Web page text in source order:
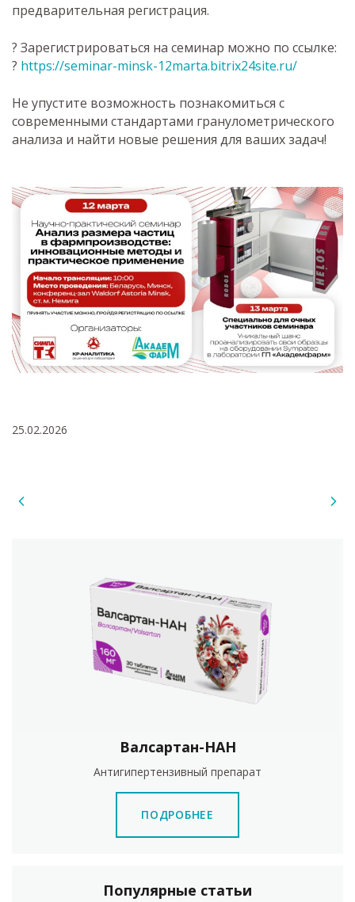
Валсартан-НАН
Антигипертензивный препарат
ПОДРОБНЕЕ
Популярные статьи
предварительная регистрация.
? Зарегистрироваться на семинар можно по ссылке:
? https://seminar-minsk-12marta.bitrix24site.ru/
Не упустите возможность познакомиться с
современными стандартами гранулометрического
анализа и найти новые решения для ваших задач!
25.02.2026